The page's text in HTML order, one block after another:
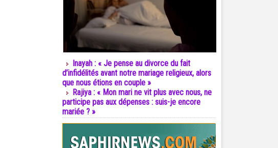
Inayah : « Je pense au divorce du fait
d’infidélités avant notre mariage religieux, alors
que nous étions en couple »
Rajiya : « Mon mari ne vit plus avec nous, ne
participe pas aux dépenses : suis-je encore
mariée ? »